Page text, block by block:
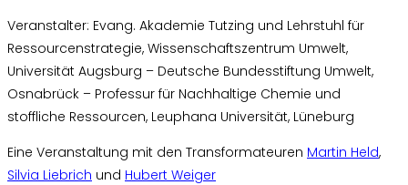
Veranstalter: Evang. Akademie Tutzing und Lehrstuhl für
Ressourcenstrategie, Wissenschaftszentrum Umwelt,
Universität Augsburg – Deutsche Bundesstiftung Umwelt,
Osnabrück – Professur für Nachhaltige Chemie und
stoffliche Ressourcen, Leuphana Universität, Lüneburg
Eine Veranstaltung mit den Transformateuren Martin Held,
Silvia Liebrich und Hubert Weiger